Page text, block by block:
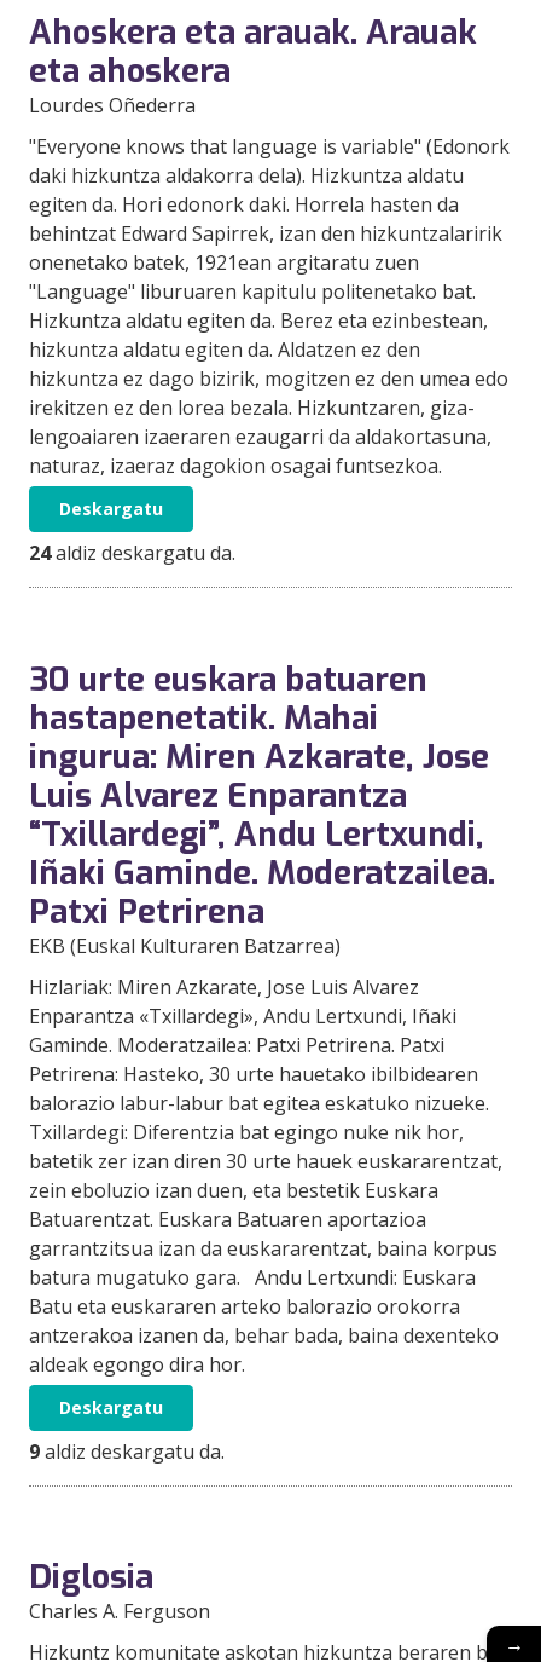
Ahoskera eta arauak. Arauak
eta ahoskera
Lourdes Oñederra
"Everyone knows that language is variable" (Edonork
daki hizkuntza aldakorra dela). Hizkuntza aldatu
egiten da. Hori edonork daki. Horrela hasten da
behintzat Edward Sapirrek, izan den hizkuntzalaririk
onenetako batek, 1921ean argitaratu zuen
"Language" liburuaren kapitulu politenetako bat.
Hizkuntza aldatu egiten da. Berez eta ezinbestean,
hizkuntza aldatu egiten da. Aldatzen ez den
hizkuntza ez dago bizirik, mogitzen ez den umea edo
irekitzen ez den lorea bezala. Hizkuntzaren, giza-
lengoaiaren izaeraren ezaugarri da aldakor­tasuna,
naturaz, izaeraz dagokion osagai funtsezkoa.
Deskargatu
24aldiz deskargatu da.
30 urte euskara batuaren
hastapenetatik. Mahai
ingurua: Miren Azkarate, Jose
Luis Alvarez Enparantza
“Txillardegi”, Andu Lertxundi,
Iñaki Gaminde. Moderatzailea.
Patxi Petrirena
EKB (Euskal Kulturaren Batzarrea)
Hizlariak: Miren Azkarate, Jose Luis Alvarez
Enparantza «Txillardegi», Andu Lertxundi, Iñaki
Gaminde. Moderatzailea: Patxi Petrirena. Patxi
Petrirena: Hasteko, 30 urte hauetako ibilbidearen
balorazio labur-labur bat egitea eskatuko nizueke.
Txillardegi: Diferentzia bat egingo nuke nik hor,
batetik zer izan diren 30 urte hauek euskararentzat,
zein eboluzio izan duen, eta bestetik Euskara
Batuarentzat. Euskara Batuaren aportazioa
garrantzitsua izan da euskararentzat, baina korpus
batura mugatuko gara. Andu Lertxundi: Euskara
Batu eta euskararen arteko balorazio orokorra
antzerakoa izanen da, behar bada, baina dexenteko
aldeak egongo dira hor.
Deskargatu
9aldiz deskargatu da.
Diglosia
Charles A. Ferguson
Hizkuntz komunitate askotan hizkuntza beraren bi
→